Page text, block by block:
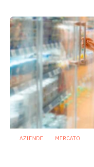
AZIENDE MERCATO